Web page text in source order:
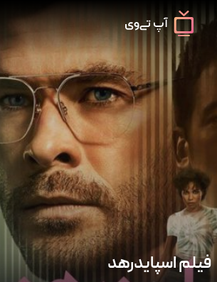
فیلم اسپایدرهد